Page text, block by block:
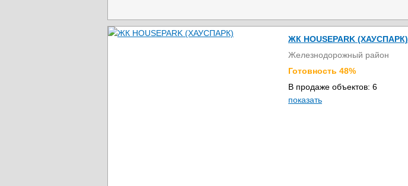
ЖК HOUSEPARK (ХАУСПАРК)
Железнодорожный район
Готовность 48%
В продаже объектов: 6
показать